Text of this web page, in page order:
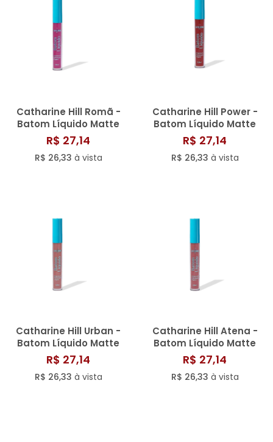
Catharine Hill Romã -
Batom Líquido Matte
3,8ml
R$ 27,14
R$ 26,33 à vista
Catharine Hill Power -
Batom Líquido Matte
3,8ml
R$ 27,14
R$ 26,33 à vista
Catharine Hill Urban -
Batom Líquido Matte
3,8ml
R$ 27,14
R$ 26,33 à vista
Catharine Hill Atena -
Batom Líquido Matte
3,8ml
R$ 27,14
R$ 26,33 à vista